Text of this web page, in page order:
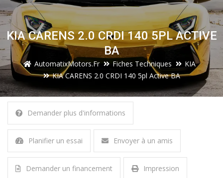
KIA CARENS 2.0 CRDI 140 5PL ACTIVE
BA
AutomatixMotors.fr Fiches Techniques
KIA
KIA CARENS 2.0 CRDI 140 5pl Active BA
Demander plus d'informations
Planifier un essai Envoyer à un amis
Demander un financement Impression